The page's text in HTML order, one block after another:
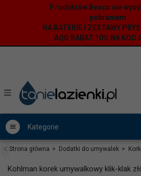
Produktów Besco nie
pobraniem
NA BATERIE I ZESTAWY
AQG RABAT 10% NA KOD
Kategorie
Strona główna Dodatki do umywalek Korki
Kohlman korek umywalkowy klik-klak